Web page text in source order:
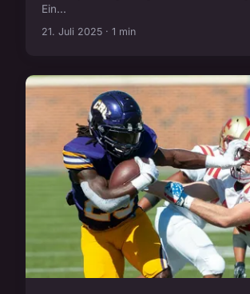
Ein...
21. Juli 2025 · 1 min